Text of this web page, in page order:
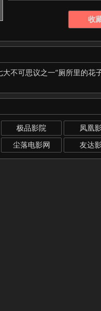
收
不可思议之一“厕所里的花
极品影院 凤凰
尘落电影网 友达